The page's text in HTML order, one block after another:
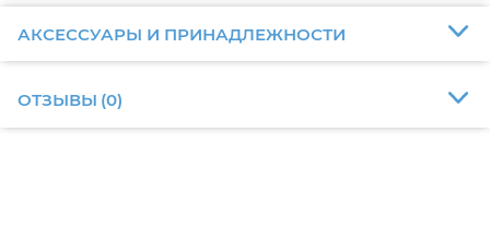
АКСЕССУАРЫ И ПРИНАДЛЕЖНОСТИ
ОТЗЫВЫ (0)